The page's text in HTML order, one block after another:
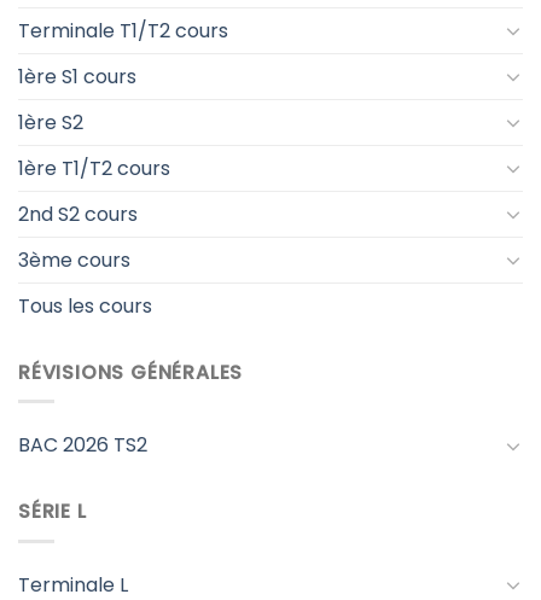
Terminale T1/T2 cours
1ère S1 cours
1ère S2
1ère T1/T2 cours
2nd S2 cours
3ème cours
Tous les cours
RÉVISIONS GÉNÉRALES
BAC 2026 TS2
SÉRIE L
Terminale L